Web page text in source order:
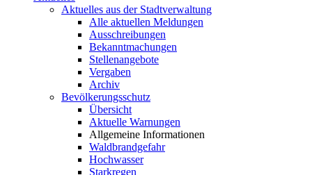
Aktuelles aus der Stadtverwaltung
Alle aktuellen Meldungen
Ausschreibungen
Bekanntmachungen
Stellenangebote
Vergaben
Archiv
Bevölkerungsschutz
Übersicht
Aktuelle Warnungen
Allgemeine Informationen
Waldbrandgefahr
Hochwasser
Starkregen